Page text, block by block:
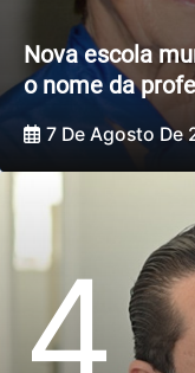
Nova escola
o nome da
7 De Agosto De
4